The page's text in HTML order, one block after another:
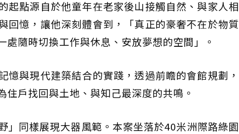
起點源自於他童年在老家後山接觸自然、與家人相
回憶，讓他深刻體會到，「真正的豪奢不在於物質
隨時切換工作與休息、安放夢想的空間」。
憶與現代建築結合的實踐，透過前瞻的會館規劃，
戶找回與土地、與知己最深度的共鳴。
」同樣展現大器風範。本案坐落於40米洲際路綠園